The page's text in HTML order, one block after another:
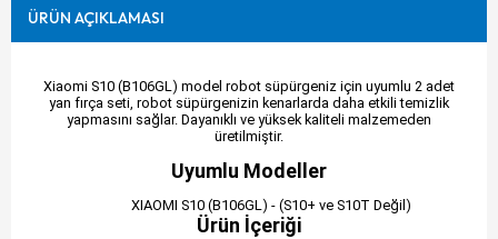
ÜRÜN AÇIKLAMASI
Xiaomi S10 (B106GL) model robot süpürgeniz için uyumlu 2 adet
yan fırça seti, robot süpürgenizin kenarlarda daha etkili temizlik
yapmasını sağlar. Dayanıklı ve yüksek kaliteli malzemeden
üretilmiştir.
Uyumlu Modeller
XIAOMI S10 (B106GL) - (S10+ ve S10T Değil)
Ürün İçeriği